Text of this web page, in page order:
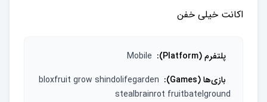
اکانت خیلی خفن
پلتفرم (Platform) :
Mobile
بازی‌ها (Games)
:
bloxfruit grow shindolifegarden
stealbrainrot fruitbatelground